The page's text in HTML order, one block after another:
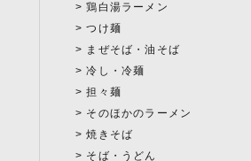
鶏白湯ラーメン
つけ麺
まぜそば・油そば
冷し・冷麺
担々麺
そのほかのラーメン
焼きそば
そば・うどん